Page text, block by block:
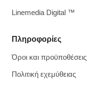
Πληροφορίες
Όροι και προϋποθέσεις
Πολιτική εχεμύθειας
Linemedia Digital ™